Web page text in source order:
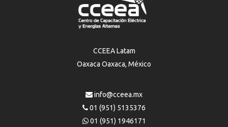
CCEEA Latam
Oaxaca Oaxaca, México
info@cceea.mx
01 (951) 5135376
01 (951) 1946171